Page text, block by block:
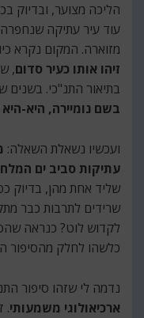
הליכה מצוער, ובדיוק
עוד עיר עתיקה שנחפרה
מזוארה. המקום נקרא
זיהו אותו כעיר סדום,
בתיאור התנ"כי. בשנים
בשם נומיירה, היא-
ועכשיו נשאלת השאלה:
עתיקות סביב ים
שליד אחת מהן, בדיוק
שרידים לתרבות כבר
לקדוש לוט? כנראה
כלשהו לחלק מהסיפור
נדמה לי שזהו סיפור
ארכיאולוגי משמעותי.